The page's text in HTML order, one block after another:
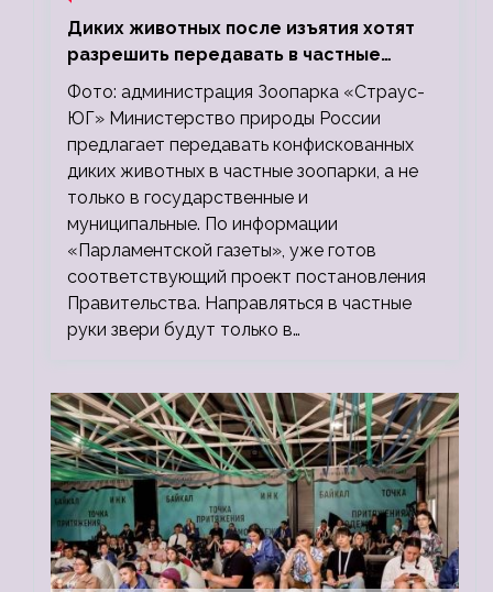
Диких животных после изъятия хотят
разрешить передавать в частные
зоопарки
Фото: администрация Зоопарка «Страус-
ЮГ» Министерство природы России
предлагает передавать конфискованных
диких животных в частные зоопарки, а не
только в государственные и
муниципальные. По информации
«Парламентской газеты», уже готов
соответствующий проект постановления
Правительства. Направляться в частные
руки звери будут только в…